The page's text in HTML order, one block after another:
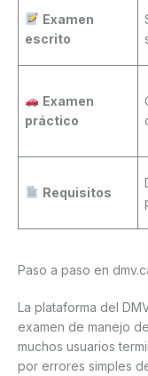
Examen
escrito
Examen
práctico
Requisitos
Paso a paso en
La plataforma del
examen de manejo
muchos usuarios
por errores simples